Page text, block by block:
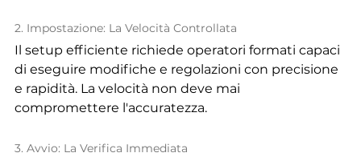
2. Impostazione: La Velocità Controllata
Il setup efficiente richiede operatori formati capaci
di eseguire modifiche e regolazioni con precisione
e rapidità. La velocità non deve mai
compromettere l'accuratezza.
3. Avvio: La Verifica Immediata